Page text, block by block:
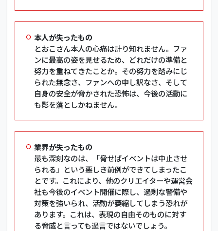
本人が失ったもの
とおこさん本人の心痛は計り知れません。ファ
ンに最高の姿を見せるため、どれだけの準備と
努力を重ねてきたことか。その努力を踏みにじ
られた無念さ、ファンへの申し訳なさ、そして
自身の安全が脅かされた恐怖は、今後の活動に
も影を落としかねません。
業界が失ったもの
最も深刻なのは、「脅せばイベントは中止させ
られる」という悪しき前例ができてしまったこ
とです。これにより、他のクリエイターや運営会
社も今後のイベント開催に際し、過剰な警備や
対策を強いられ、活動が萎縮してしまう恐れが
あります。これは、表現の自由そのものに対す
る脅威と言っても過言ではないでしょう。